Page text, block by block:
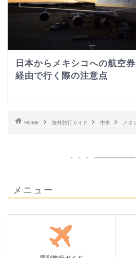
日本からメキシコへの航空
経由で行く際の注意点
HOME 海外旅行ガイド 中米 メキ
メニュー